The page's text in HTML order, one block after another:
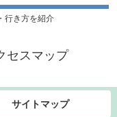
行き方を紹介
セスマップ
サイトマップ